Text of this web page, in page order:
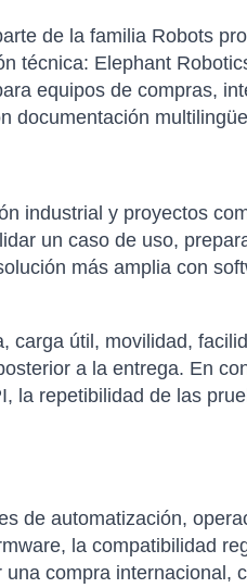
de la familia Robots
técnica: Elephant
equipos de compras,
documentación
industrial y proyectos
un caso de uso,
más amplia con
carga útil, movilidad,
a la entrega. En
la repetibilidad de las
de automatización,
la compatibilidad
compra internacional,